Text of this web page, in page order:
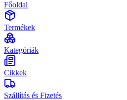
Főoldal
Termékek
Kategóriák
Cikkek
Szállítás és Fizetés